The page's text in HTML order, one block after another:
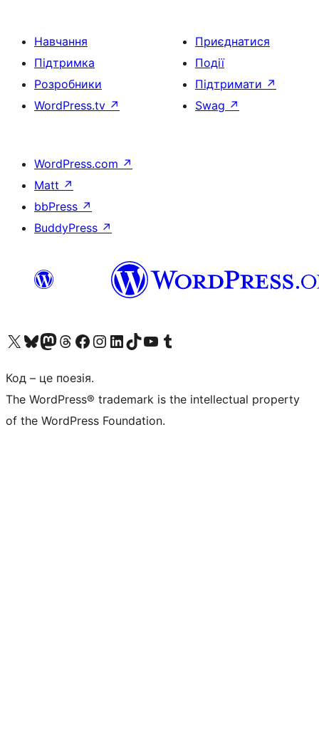
Навчання
Підтримка
Розробники
WordPress.tv ↗
Приєднатися
Події
Підтримати ↗
Swag ↗
WordPress.com ↗
Matt ↗
bbPress ↗
BuddyPress ↗
Visit our X (formerly Twitter) account
Visit our Bluesky account
Завітайте до нашої стрічки в Mastodon
Visit our Threads account
Завітайте на нашу сторінку в Facebook
Visit our Instagram account
Visit our LinkedIn account
Visit our TikTok account
Visit our YouTube channel
Visit our Tumblr account
Код – це поезія.
The WordPress® trademark is the intellectual property
of the WordPress Foundation.